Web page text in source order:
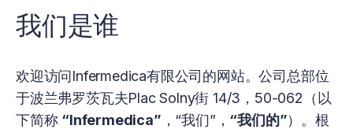
我们是谁
欢迎访问Infermedica有限公司的网站。公司总部位
于波兰弗罗茨瓦夫Plac Solny街 14/3，50-062（以
下简称 “Infermedica” ，“我们”， “我们的”）。根